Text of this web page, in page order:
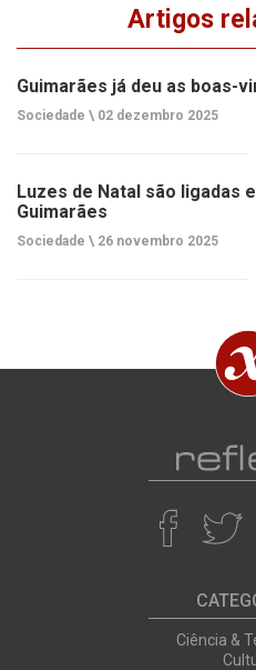
Artigos
Guimarães já deu as boas-
Sociedade \ 02 dezembro 2025
Luzes de Natal são ligadas
Guimarães
Sociedade \ 26 novembro 2025
Ciência &